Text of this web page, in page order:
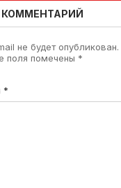
не будет опубликован.
поля помечены *
*